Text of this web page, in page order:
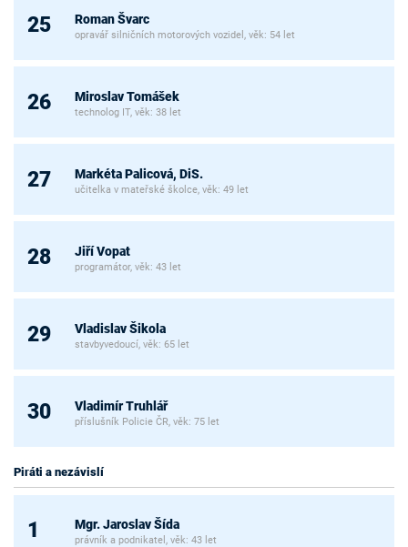
25 Roman Švarc
opravář silničních motorových vozidel, věk: 54 let
26 Miroslav Tomášek
technolog IT, věk: 38 let
27 Markéta Palicová, DiS.
učitelka v mateřské školce, věk: 49 let
28 Jiří Vopat
programátor, věk: 43 let
29 Vladislav Šikola
stavbyvedoucí, věk: 65 let
30 Vladimír Truhlář
příslušník Policie ČR, věk: 75 let
Piráti a nezávislí
1 Mgr. Jaroslav Šída
právník a podnikatel, věk: 43 let